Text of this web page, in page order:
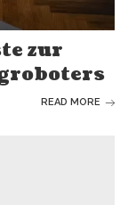
zur
READ MORE